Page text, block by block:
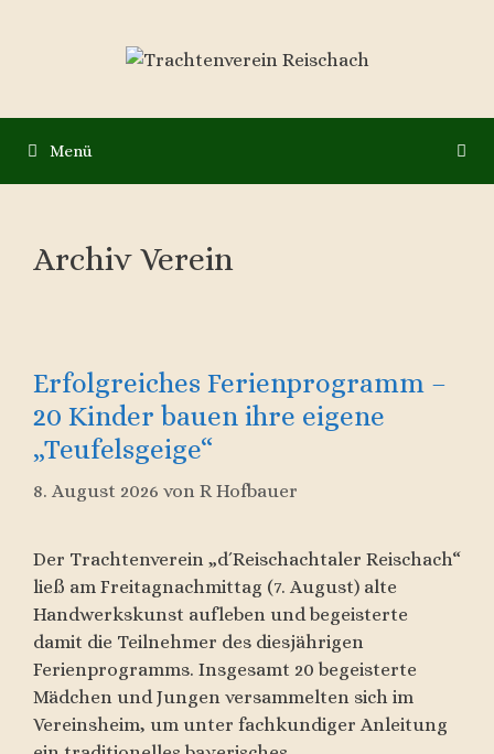
Menü
Archiv Verein
Erfolgreiches Ferienprogramm –
20 Kinder bauen ihre eigene
„Teufelsgeige“
8. August 2026 von R Hofbauer
Der Trachtenverein „d´Reischachtaler Reischach“
ließ am Freitagnachmittag (7. August) alte
Handwerkskunst aufleben und begeisterte
damit die Teilnehmer des diesjährigen
Ferienprogramms. Insgesamt 20 begeisterte
Mädchen und Jungen versammelten sich im
Vereinsheim, um unter fachkundiger Anleitung